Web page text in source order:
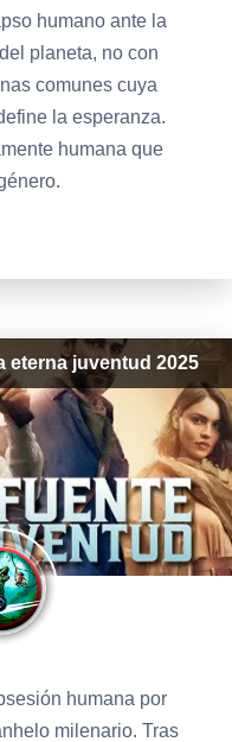
humano ante la
planeta, no con
comunes cuya
la esperanza.
humana que
eterna juventud 2025
humana por
milenario. Tras